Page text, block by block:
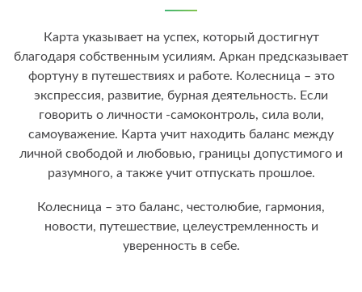
Карта указывает на успех, который достигнут
благодаря собственным усилиям. Аркан предсказывает
фортуну в путешествиях и работе. Колесница – это
экспрессия, развитие, бурная деятельность. Если
говорить о личности -самоконтроль, сила воли,
самоуважение. Карта учит находить баланс между
личной свободой и любовью, границы допустимого и
разумного, а также учит отпускать прошлое.
Колесница – это баланс, честолюбие, гармония,
новости, путешествие, целеустремленность и
уверенность в себе.